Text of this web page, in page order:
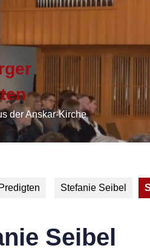
der Anskar-Kirche
Stefanie Seibel
Seibel